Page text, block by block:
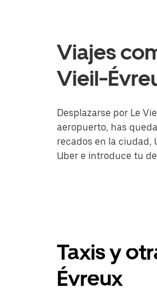
Viajes
Vieil-
Desplazarse por Le
aeropuerto, has
recados en la ciudad,
Uber e introduce tu
Taxis y
Évreux